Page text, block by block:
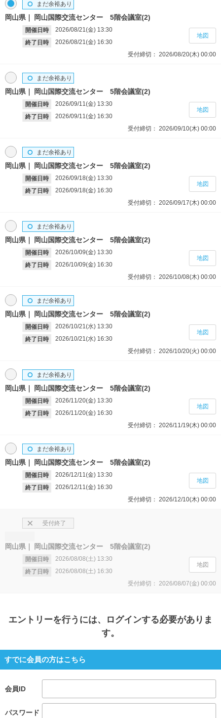
岡山県 岡山国際交流センター 5階会議室(2)
開催日時 2026/08/21(金) 13:30
終了日時
2026/08/21(金) 16:30
まだ余裕あり
受付締切： 2026/08/20(木) 00:00
地図
岡山県 岡山国際交流センター 5階会議室(2)
開催日時 2026/09/11(金) 13:30
終了日時
2026/09/11(金) 16:30
まだ余裕あり
受付締切： 2026/09/10(木) 00:00
地図
岡山県 岡山国際交流センター 5階会議室(2)
開催日時 2026/09/18(金) 13:30
終了日時
2026/09/18(金) 16:30
まだ余裕あり
受付締切： 2026/09/17(木) 00:00
地図
岡山県 岡山国際交流センター 5階会議室(2)
開催日時 2026/10/09(金) 13:30
終了日時
2026/10/09(金) 16:30
まだ余裕あり
受付締切： 2026/10/08(木) 00:00
地図
岡山県 岡山国際交流センター 5階会議室(2)
開催日時 2026/10/21(水) 13:30
終了日時
2026/10/21(水) 16:30
まだ余裕あり
受付締切： 2026/10/20(火) 00:00
地図
岡山県 岡山国際交流センター 5階会議室(2)
開催日時 2026/11/20(金) 13:30
終了日時
2026/11/20(金) 16:30
まだ余裕あり
受付締切： 2026/11/19(木) 00:00
地図
岡山県 岡山国際交流センター 5階会議室(2)
開催日時 2026/12/11(金) 13:30
終了日時
2026/12/11(金) 16:30
まだ余裕あり
受付締切： 2026/12/10(木) 00:00
地図
岡山県 岡山国際交流センター 5階会議室(2)
開催日時 2026/08/08(土) 13:30
終了日時
2026/08/08(土) 16:30
受付終了
受付締切： 2026/08/07(金) 00:00
地図
エントリーを行うには、ログインする必要がありま
す。
すでに会員の方はこちら
会員ID
パスワード